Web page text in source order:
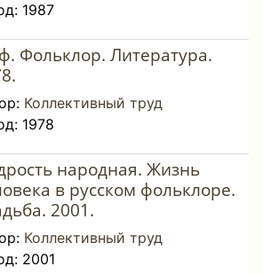
1987
Фольклор. Литература.
Коллективный труд
1978
народная. Жизнь
в русском фольклоре.
2001.
Коллективный труд
2001